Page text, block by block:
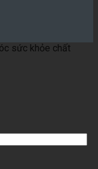
sức khỏe chất